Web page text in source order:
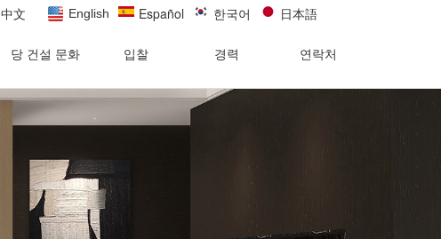
日本語
한국어
Español
English
中文
당 건설 문화 입찰 경력 연락처